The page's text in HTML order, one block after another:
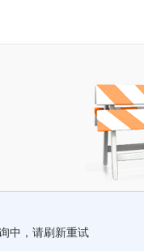
中，请刷新重试